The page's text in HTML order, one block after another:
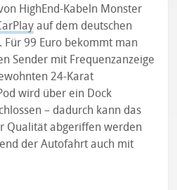
HighEnd-Kabeln Monster
auf dem deutschen
Für 99 Euro bekommt man
Sender mit Frequenzanzeige
24-Karat
wird über ein Dock
– dadurch kann das
Qualität abgeriffen werden
der Autofahrt auch mit